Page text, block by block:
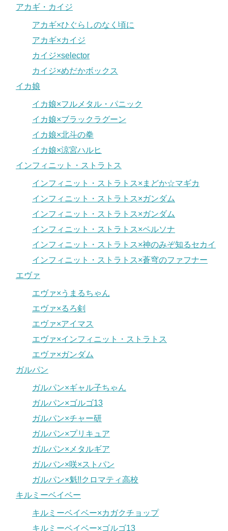
アカギ・カイジ
アカギ×ひぐらしのなく頃に
アカギ×カイジ
カイジ×selector
カイジ×めだかボックス
イカ娘
イカ娘×フルメタル・パニック
イカ娘×ブラックラグーン
イカ娘×北斗の拳
イカ娘×涼宮ハルヒ
インフィニット・ストラトス
インフィニット・ストラトス×まどか☆マギカ
インフィニット・ストラトス×ガンダム
インフィニット・ストラトス×ガンダム
インフィニット・ストラトス×ペルソナ
インフィニット・ストラトス×神のみぞ知るセカイ
インフィニット・ストラトス×蒼穹のファフナー
エヴァ
エヴァ×うまるちゃん
エヴァ×るろ剣
エヴァ×アイマス
エヴァ×インフィニット・ストラトス
エヴァ×ガンダム
ガルパン
ガルパン×ギャル子ちゃん
ガルパン×ゴルゴ13
ガルパン×チャー研
ガルパン×プリキュア
ガルパン×メタルギア
ガルパン×咲×ストパン
ガルパン×魁!!クロマティ高校
キルミーベイベー
キルミーベイベー×カガクチョップ
キルミーベイベー×ゴルゴ13